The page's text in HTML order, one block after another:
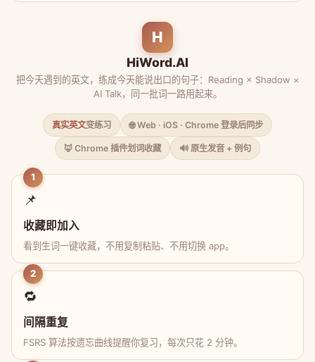
H
HiWord.AI
把今天遇到的英文，练成今天能说出口的句子：Reading × Shadow ×
AI Talk，同一批词一路用起来。
真实英文变练习 🌐 Web · iOS · Chrome 登录后同步
🦊 Chrome 插件划词收藏 🔊 原生发音 + 例句
1
📌
收藏即加入
看到生词一键收藏，不用复制粘贴、不用切换 app。
2
🔁
间隔重复
FSRS 算法按遗忘曲线提醒你复习，每次只花 2 分钟。